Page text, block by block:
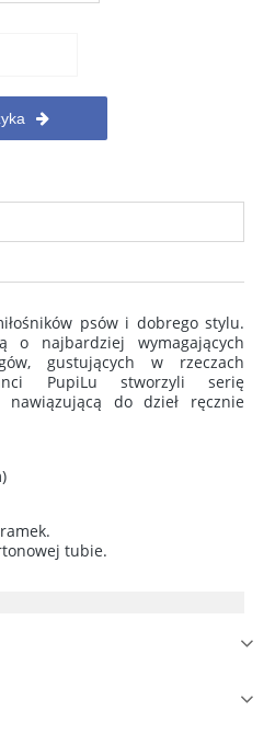
kosztów płatności
psów i dobrego stylu.
o najbardziej wymagających
gustujących w rzeczach
PupiLu stworzyli serię
nawiązującą do dzieł ręcznie
tubie.